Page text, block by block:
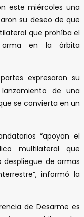
este miércoles una
su deseo de que
que prohíba el
arma en la órbita
expresaron su
de una
se convierta en un
“apoyan el
multilateral que
de armas
informó la
de Desarme es